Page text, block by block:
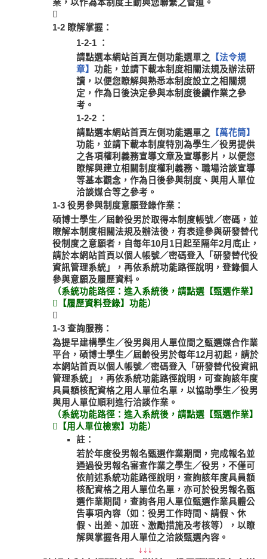
業，以作為本制度主動與您聯繫之管道。

1-2 瞭解掌握：
1-2-1 ：
請點選本網站首頁左側功能選單之
【法令規
章】 功能，並請下載本制度相關法規及辦法研
讀，以便您瞭解與熟悉本制度設立之相關規
定，作為日後決定參與本制度後續作業之參
考。
1-2-2 ：
請點選本網站首頁左側功能選單之
【萬花筒】
功能，並請下載本制度特別為學生／役男提供
之各項權利義務宣導文章及宣導影片，以便您
瞭解與建立相關制度權利義務、職場洽談宣導
等基本觀念，作為日後參與制度、與用人單位
洽談媒合等之參考。
1-3 役男參與制度意願登錄作業：
碩博士學生／屆齡役男於取得本制度帳號／密碼，並
瞭解本制度相關法規及辦法後，有表達參與研發替代
役制度之意願者，自每年10月1日起至隔年2月底止，
請於本網站首頁以個人帳號／密碼登入「研發替代役
資訊管理系統」，再依系統功能路徑說明，登錄個人
參與意願及履歷資料。
（系統功能路徑：進入系統後，請點選【甄選作業】
【履歷資料登錄】功能）

1-3 查詢服務：
為提早建構學生／役男與用人單位間之甄選媒合作業
平台，碩博士學生／屆齡役男於每年12月初起，請於
本網站首頁以個人帳號／密碼登入「研發替代役資訊
管理系統」，再依系統功能路徑說明，可查詢該年度
具員額核配資格之用人單位名單，以協助學生／役男
與用人單位順利進行洽談作業。
（系統功能路徑：進入系統後，請點選【甄選作業】
【用人單位檢索】功能）
註：
若於年度役男報名甄選作業期間，完成報名並
通過役男報名審查作業之學生／役男，不僅可
依前述系統功能路徑說明，查詢該年度具員額
核配資格之用人單位名單，亦可於役男報名甄
選作業期間，查詢各用人單位甄選作業具體公
告事項內容（如：役男工作時間、請假、休
假、出差、加班、激勵措施及考核等），以瞭
解與掌握各用人單位之洽談甄選內容。
↓↓↓